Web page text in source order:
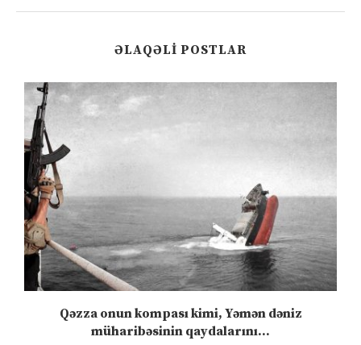
ƏLAQƏLI POSTLAR
Qəzza onun kompası kimi, Yəmən dəniz
müharibəsinin qaydalarını...